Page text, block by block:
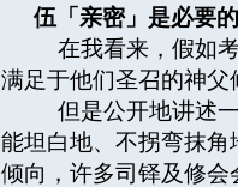
伍「亲密」是必要的
在我看来，假如
满足于他们圣召的神父
但是公开地讲述
能坦白地、不拐弯抹
倾向，许多司铎及修会